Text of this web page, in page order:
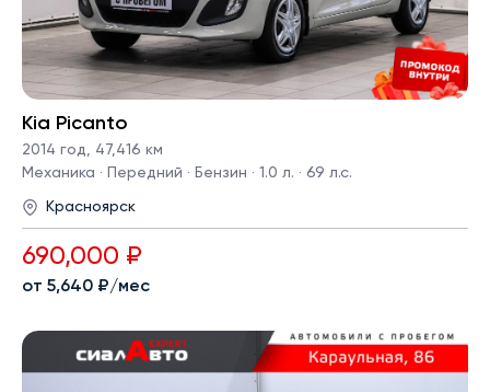
Kia Picanto
2014 год, 47,416 км
Механика · Передний · Бензин · 1.0 л. · 69 л.с.
Красноярск
690,000 ₽
от 5,640 ₽/мес